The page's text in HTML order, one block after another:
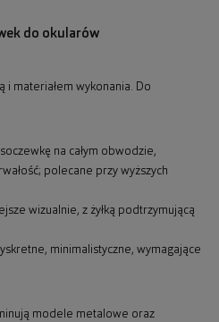
do okularów
i materiałem wykonania. Do
na całym obwodzie,
polecane przy wyższych
wizualnie, z żyłką podtrzymującą
minimalistyczne, wymagające
modele metalowe oraz